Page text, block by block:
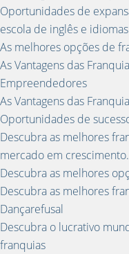
Oportunidades de
escola de inglês e idiomas
As melhores opções de
As Vantagens das
Empreendedores
As Vantagens das
Oportunidades de
Descubra as melhores
mercado em crescimento.
Descubra as melhores
Descubra as melhores
Dançarefusal
Descubra o lucrativo
franquias